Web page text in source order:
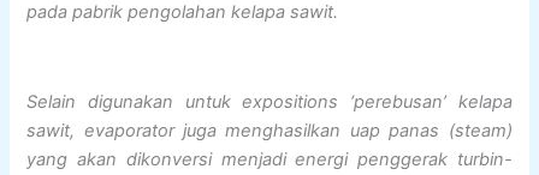
pada pabrik pengolahan kelapa sawit.
Selain digunakan untuk expositions ‘perebusan’ kelapa
sawit, evaporator juga menghasilkan uap panas (steam)
yang akan dikonversi menjadi energi penggerak turbin-